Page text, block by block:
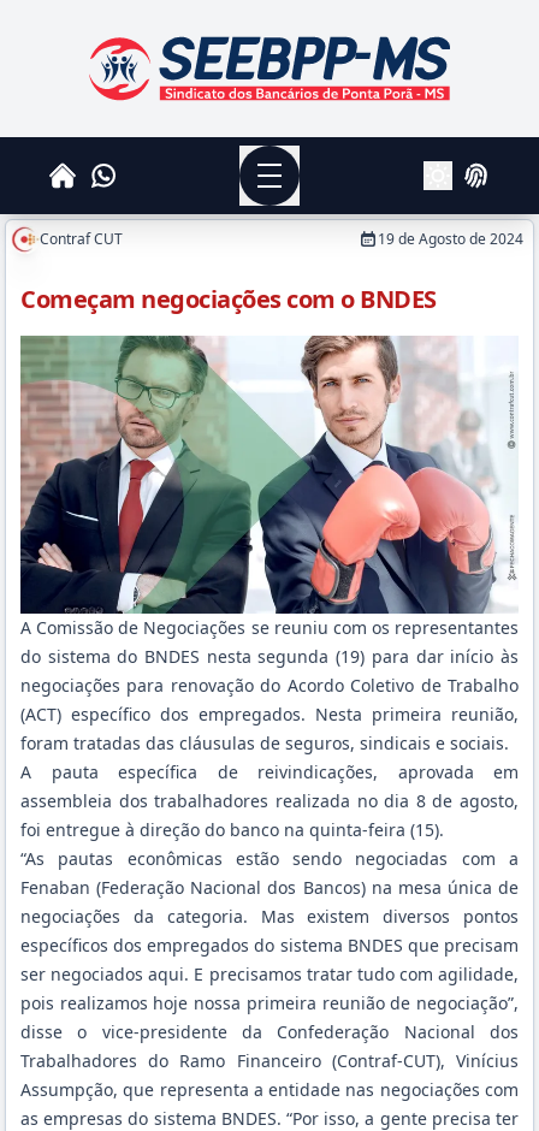
SEEBPPMS - Sindicato dos Bancários de Ponta
HomeWhatsapp
Menu
AlterarLogin
Contraf CUT 19 de Agosto de 2024
Começam negociações com o BNDES
A Comissão de Negociações se reuniu com os representantes
do sistema do BNDES nesta segunda (19) para dar início às
negociações para renovação do Acordo Coletivo de Trabalho
(ACT) específico dos empregados. Nesta primeira reunião,
foram tratadas das cláusulas de seguros, sindicais e sociais.
A pauta específica de reivindicações, aprovada em
assembleia dos trabalhadores realizada no dia 8 de agosto,
foi entregue à direção do banco na quinta-feira (15).
“As pautas econômicas estão sendo negociadas com a
Fenaban (Federação Nacional dos Bancos) na mesa única de
negociações da categoria. Mas existem diversos pontos
específicos dos empregados do sistema BNDES que precisam
ser negociados aqui. E precisamos tratar tudo com agilidade,
pois realizamos hoje nossa primeira reunião de negociação”,
disse o vice-presidente da Confederação Nacional dos
Trabalhadores do Ramo Financeiro (Contraf-CUT), Vinícius
Assumpção, que representa a entidade nas negociações com
as empresas do sistema BNDES. “Por isso, a gente precisa ter